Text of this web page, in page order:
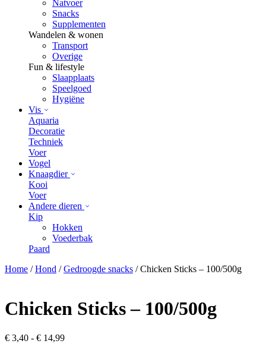
Natvoer
Snacks
Supplementen
Wandelen & wonen
Transport
Overige
Fun & lifestyle
Slaapplaats
Speelgoed
Hygiëne
Vis
Aquaria
Decoratie
Techniek
Voer
Vogel
Knaagdier
Kooi
Voer
Andere dieren
Kip
Hokken
Voederbak
Paard
Home /Hond /Gedroogde snacks / Chicken Sticks – 100/500g
Chicken Sticks – 100/500g
€ 3,40 - € 14,99Prijsklasse: